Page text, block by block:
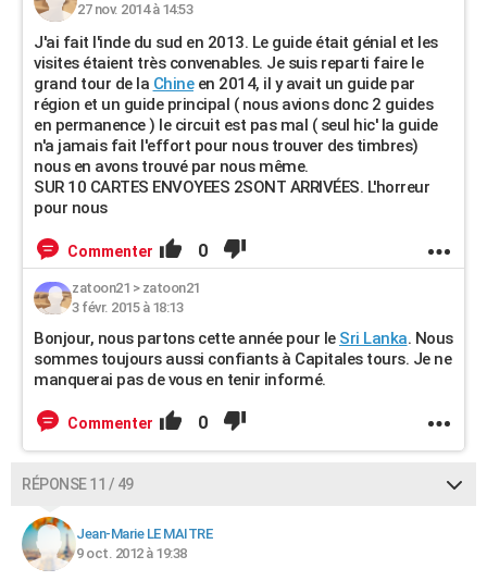
27 nov. 2014 à 14:53
J'ai fait l'inde du sud en 2013. Le guide était génial et les
visites étaient très convenables. Je suis reparti faire le
grand tour de la Chineen 2014, il y avait un guide par
région et un guide principal ( nous avions donc 2 guides
en permanence ) le circuit est pas mal ( seul hic' la guide
n'a jamais fait l'effort pour nous trouver des timbres)
nous en avons trouvé par nous même.
SUR 10 CARTES ENVOYEES 2SONT ARRIVÉES. L'horreur
pour nous
Commenter 0
zatoon21 > zatoon21
3 févr. 2015 à 18:13
Bonjour, nous partons cette année pour le Sri Lanka. Nous
sommes toujours aussi confiants à Capitales tours. Je ne
manquerai pas de vous en tenir informé.
Commenter 0
RÉPONSE 11 / 49
Jean-Marie LE MAITRE
9 oct. 2012 à 19:38